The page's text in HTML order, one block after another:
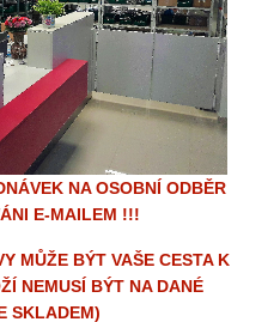
NA OSOBNÍ ODBĚR
E-MAILEM !!!
MŮŽE BÝT VAŠE CESTA K
NEMUSÍ BÝT NA DANÉ
SKLADEM)